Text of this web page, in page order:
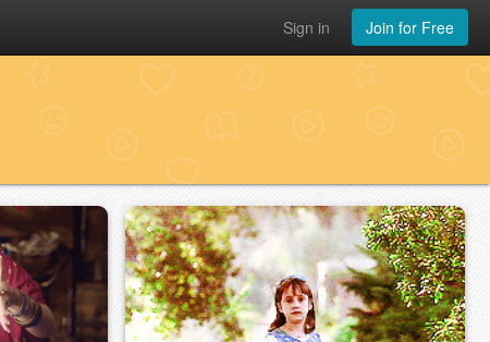
Join for Free
Sign in